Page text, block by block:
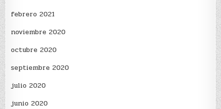
febrero 2021
noviembre 2020
octubre 2020
septiembre 2020
julio 2020
junio 2020